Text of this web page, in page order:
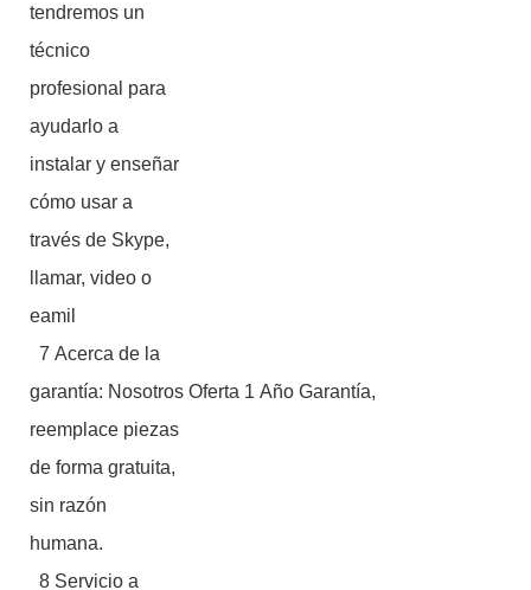
tendremos un
técnico
profesional para
ayudarlo a
instalar y enseñar
cómo usar a
través de Skype,
llamar, video o
eamil
7 Acerca de la
garantía: Nosotros Oferta 1 Año Garantía,
reemplace piezas
de forma gratuita,
sin razón
humana.
8 Servicio a